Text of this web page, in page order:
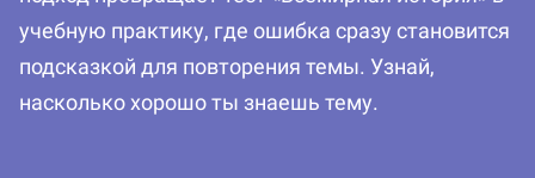
учебную практику, где ошибка сразу становится
подсказкой для повторения темы. Узнай,
насколько хорошо ты знаешь тему.